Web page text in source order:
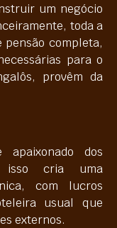
um negócio
toda a
completa,
para o
provêm da
dos
isso cria uma
com lucros
usual que
externos.